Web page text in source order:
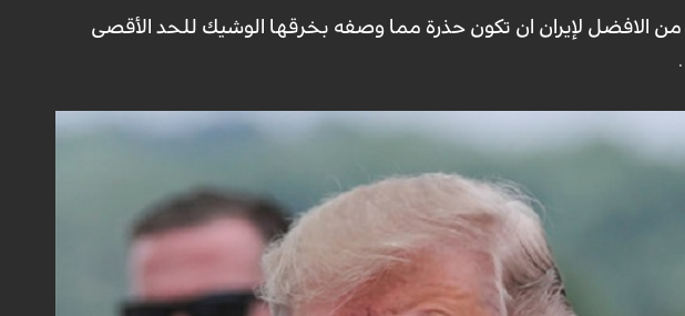
من الافضل لإيران ان تكون حذرة مما وصفه بخرقها الوشيك للحد الأقصى